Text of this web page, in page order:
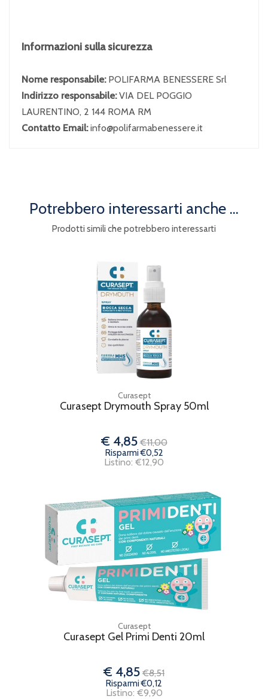
Informazioni sulla sicurezza
Nome responsabile: POLIFARMA BENESSERE Srl
Indirizzo responsabile:VIA DEL POGGIO
LAURENTINO, 2 144 ROMA RM
Contatto Email:info@polifarmabenessere.it
Potrebbero interessarti anche ...
Prodotti simili che potrebbero interessarti
Curasept
Curasept Drymouth Spray 50ml
€ 4,85 €11,00
Risparmi €0,52
Listino: €12,90
Curasept
Curasept Gel Primi Denti 20ml
€ 4,85 €8,51
Risparmi €0,12
Listino: €9,90